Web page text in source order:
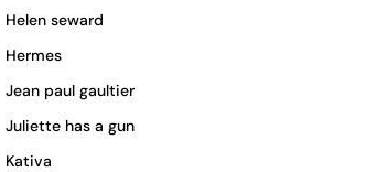
Helen seward
Hermes
Jean paul gaultier
Juliette has a gun
Kativa